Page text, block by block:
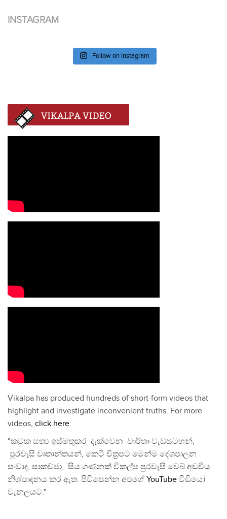
INSTAGRAM
Follow on Instagram
Vikalpa has produced hundreds of short-form videos that
highlight and investigate inconvenient truths. For more
videos, click here.
"කටුක සත්‍ය ඉස්මතුකර දැක්වෙන වාර්තා වැඩසටහන්,
පුරවැසි වෘතාන්තයන්, කෙටි චිත්‍රපට මෙන්ම දේශපාලන
සංවාද, සාකච්ඡා, සිය ගණනක් විකල්ප පුරවැසි වෙබ් අඩවිය
නිශ්පාදනය කර ඇත. පිවිසෙන්න අපගේ YouTube වීඩියෝ
චැනලයට."